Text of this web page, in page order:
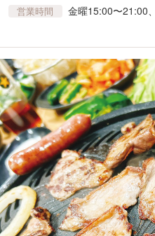
営業時間 金曜15:00〜21:00